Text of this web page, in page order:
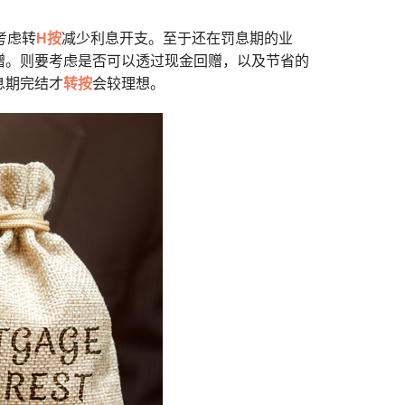
虑转H按减少利息开支。至于还在罚息期的业
则要考虑是否可以透过现金回赠，以及节省的
期完结才转按会较理想。